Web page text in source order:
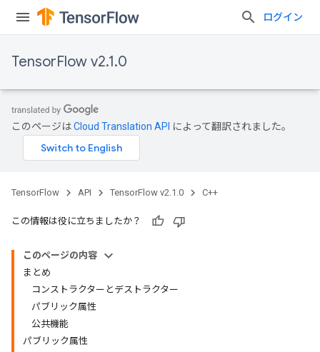
ログイン
TensorFlow v2.1.0
このページはCloud Translation API によって翻訳されました。
TensorFlow API TensorFlow v2.1.0 C++
この情報は役に立ちましたか？
このページの内容
まとめ
コンストラクターとデストラクター
パブリック属性
公共機能
パブリック属性